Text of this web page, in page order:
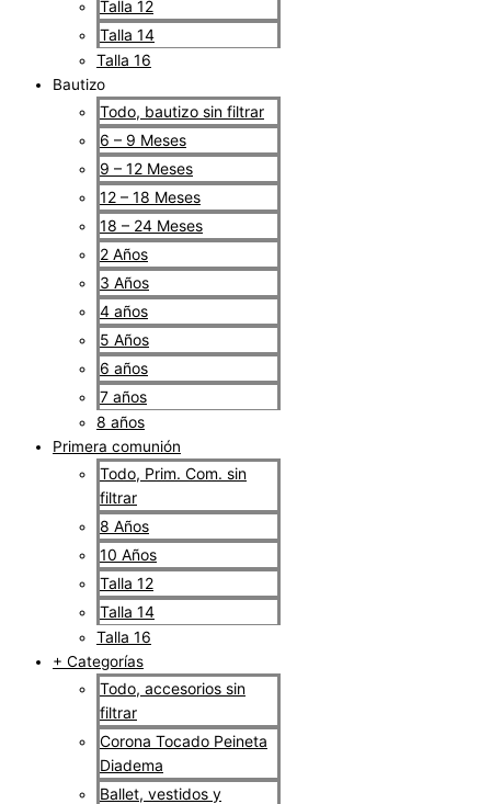
Talla 12
Talla 14
Talla 16
Bautizo
Todo, bautizo sin filtrar
6 – 9 Meses
9 – 12 Meses
12 – 18 Meses
18 – 24 Meses
2 Años
3 Años
4 años
5 Años
6 años
7 años
8 años
Primera comunión
Todo, Prim. Com. sin
filtrar
8 Años
10 Años
Talla 12
Talla 14
Talla 16
+ Categorías
Todo, accesorios sin
filtrar
Corona Tocado Peineta
Diadema
Ballet, vestidos y